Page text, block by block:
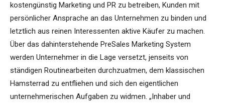
kostengünstig Marketing und PR zu betreiben, Kunden mit
persönlicher Ansprache an das Unternehmen zu binden und
letztlich aus reinen Interessenten aktive Käufer zu machen.
Über das dahinterstehende PreSales Marketing System
werden Unternehmer in die Lage versetzt, jenseits von
ständigen Routinearbeiten durchzuatmen, dem klassischen
Hamsterrad zu entfliehen und sich den eigentlichen
unternehmerischen Aufgaben zu widmen. „Inhaber und